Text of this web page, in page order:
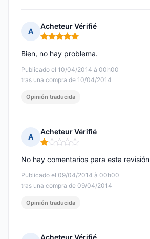
A
Acheteur Vérifié
Nota: 5 de 5
Publicado el 10/04/2014 à 00h00
tras una compra de 10/04/2014
Bien, no hay problema.
Opinión traducida
A
Acheteur Vérifié
Nota: 1 de 5
Publicado el 09/04/2014 à 00h00
tras una compra de 09/04/2014
No hay comentarios para esta revisión
Opinión traducida